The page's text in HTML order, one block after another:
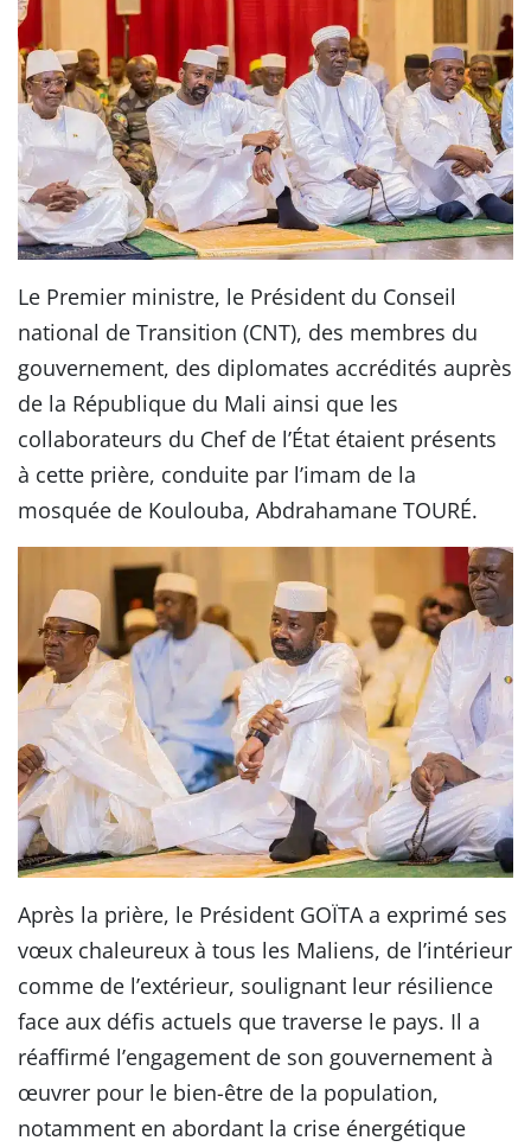
Le Premier ministre, le Président du Conseil
national de Transition (CNT), des membres du
gouvernement, des diplomates accrédités auprès
de la République du Mali ainsi que les
collaborateurs du Chef de l’État étaient présents
à cette prière, conduite par l’imam de la
mosquée de Koulouba, Abdrahamane TOURÉ.
Après la prière, le Président GOÏTA a exprimé ses
vœux chaleureux à tous les Maliens, de l’intérieur
comme de l’extérieur, soulignant leur résilience
face aux défis actuels que traverse le pays. Il a
réaffirmé l’engagement de son gouvernement à
œuvrer pour le bien-être de la population,
notamment en abordant la crise énergétique